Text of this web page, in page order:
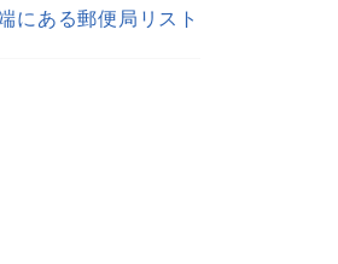
にある郵便局リスト